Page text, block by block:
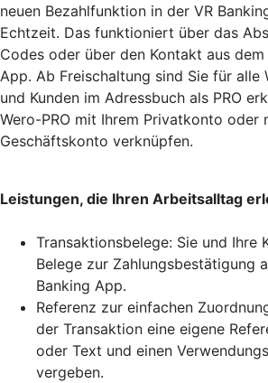
neuen Bezahlfunktion in der VR
Echtzeit. Das funktioniert über das
Codes oder über den Kontakt aus
App. Ab Freischaltung sind Sie für alle
und Kunden im Adressbuch als PRO
Wero-PRO mit Ihrem Privatkonto oder
Geschäftskonto verknüpfen.
Leistungen, die Ihren Arbeitsalltag
Transaktionsbelege: Sie und Ihre
Belege zur Zahlungsbestätigung
Banking App.
Referenz zur einfachen
der Transaktion eine eigene
oder Text und einen
vergeben.